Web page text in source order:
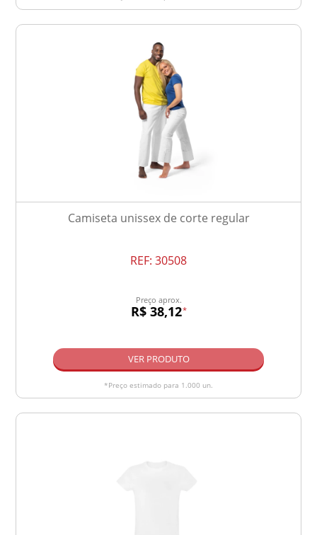
Camiseta unissex de corte regular
REF: 30508
Preço aprox.
R$ 38,12*
VER PRODUTO
*Preço estimado para 1.000 un.